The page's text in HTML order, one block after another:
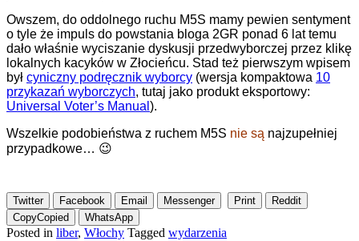
Owszem, do oddolnego ruchu M5S mamy pewien sentyment
o tyle że impuls do powstania b loga 2GR ponad 6 lattemu
dało właśnie wyciszanie dyskusji przedwyborczej przez klikę
lokalnych kacyków w Złocieńcu. Stad też pierwszym wpisem
był cyniczny podręcznik wyborcy (wersja kompaktowa 10
przykazań wyborczych, tutaj jako produkt eksportowy:
Universal Voter’s Manual ).
Wszelkie podobieństwa z ruchem M5S nie są najzupełniej
przypadkowe… 😉
Twitter Facebook Email Messenger Print
Reddit
CopyCopied WhatsApp
Posted in liber, Włochy Tagged wydarzenia